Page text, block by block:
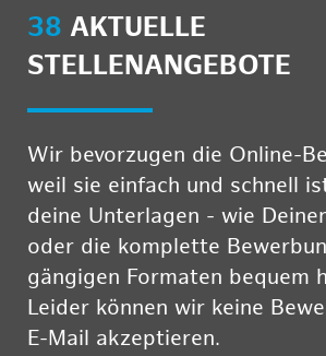
38 AKTUELLE
STELLENANGEBOTE
Wir bevorzugen die Online-
weil sie einfach und schnell
deine Unterlagen - wie
oder die komplette
gängigen Formaten bequem
Leider können wir keine
E-Mail akzeptieren.